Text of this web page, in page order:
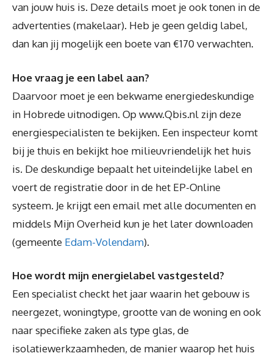
van jouw huis is. Deze details moet je ook tonen in de
advertenties (makelaar). Heb je geen geldig label,
dan kan jij mogelijk een boete van €170 verwachten.
Hoe vraag je een label aan?
Daarvoor moet je een bekwame energiedeskundige
in Hobrede uitnodigen. Op www.Qbis.nl zijn deze
energiespecialisten te bekijken. Een inspecteur komt
bij je thuis en bekijkt hoe milieuvriendelijk het huis
is. De deskundige bepaalt het uiteindelijke label en
voert de registratie door in de het EP-Online
systeem. Je krijgt een email met alle documenten en
middels Mijn Overheid kun je het later downloaden
(gemeente Edam-Volendam).
Hoe wordt mijn energielabel vastgesteld?
Een specialist checkt het jaar waarin het gebouw is
neergezet, woningtype, grootte van de woning en ook
naar specifieke zaken als type glas, de
isolatiewerkzaamheden, de manier waarop het huis